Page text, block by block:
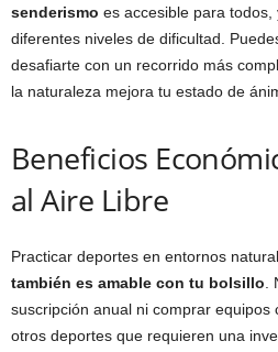
senderismo es accesible para
diferentes niveles de dificultad.
desafiarte con un recorrido más
la naturaleza mejora tu estado de
Beneficios
al Aire Libre
Practicar deportes en entornos
también es amable con tu bolsillo
suscripción anual ni comprar equipos
otros deportes que requieren una